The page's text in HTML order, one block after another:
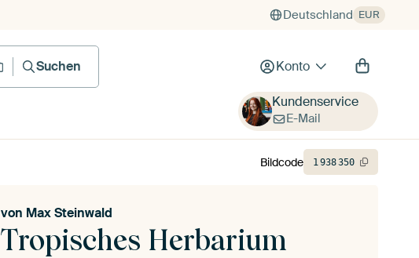
Deutschland EUR
Suche nach Bild
Suchen Konto
Kundenservice
E-Mail
Tropisches Herbarium
von Max Steinwald
Bildcode 1938350